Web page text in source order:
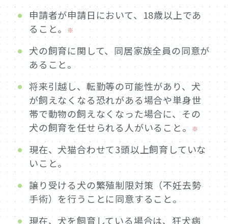
申請者が申請日において、18歳以上であ
ること。※
犬の飼育に関して、同居家族全員の同意が
あること。
将来引越し、転勤等の可能性があり、犬
が飼えなくなる恐れがある場合や単身世
帯で動物の飼えなくなった場合に、その
犬の飼育を任せられる人がいること。
※
現在、犬猫合わせて3頭以上飼育していな
いこと。
譲り受ける犬の繁殖制限対策（不妊去勢
手術）を行うことに同意すること。
現在、犬を飼育している場合は、狂犬病